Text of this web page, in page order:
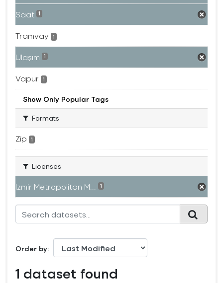
Saat 1
Tramvay 1
Ulaşım 1
Vapur 1
Show Only Popular Tags
Formats
Zip 1
Licenses
Izmir Metropolitan M... 1
Order by
1 dataset found